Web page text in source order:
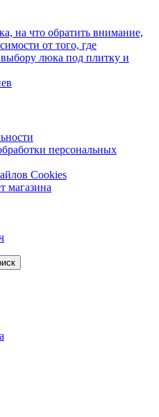
на что обратить внимание,
от того, где
выбору люка под плитку и
персональных
Cookies
магазина